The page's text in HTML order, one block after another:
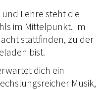
Lehre steht die
im Mittelpunkt. Im
stattfinden, zu der
bist.
dich ein
Musik,